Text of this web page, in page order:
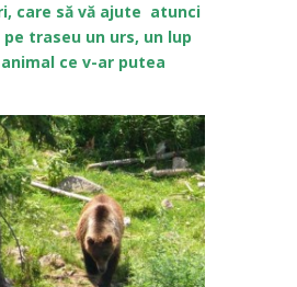
care să vă ajute atunci
traseu un urs, un lup
ce v-ar putea